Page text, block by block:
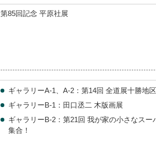
第85回記念 平原社展
ギャラリーA-1、A-2：第14回 全道展十勝地
ギャラリーB-1：田口丞二 木版画展
ギャラリーB-2：第21回 我が家の小さなス
集合！